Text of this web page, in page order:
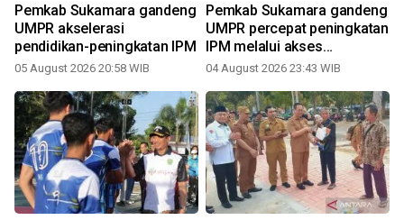
Pemkab Sukamara gandeng
UMPR akselerasi
pendidikan-peningkatan IPM
05 August 2026 20:58 WIB
Pemkab Sukamara gandeng
UMPR percepat peningkatan
IPM melalui akses
pendidikan
04 August 2026 23:43 WIB